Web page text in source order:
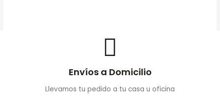
Envíos a Domicilio
Llevamos tu pedido a tu casa u oficina